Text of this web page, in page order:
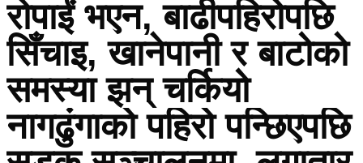
रोपाईं भएन, बाढीपहिरोपछि
सिँचाइ, खानेपानी र बाटोको
समस्या झन् चर्कियो
नागढुंगाको पहिरो पन्छिएपछि